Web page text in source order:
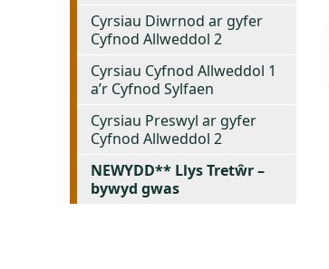
Cyrsiau Diwrnod ar gyfer
Cyfnod Allweddol 2
Cyrsiau Cyfnod Allweddol 1
a’r Cyfnod Sylfaen
Cyrsiau Preswyl ar gyfer
Cyfnod Allweddol 2
NEWYDD** Llys Tretŵr –
bywyd gwas